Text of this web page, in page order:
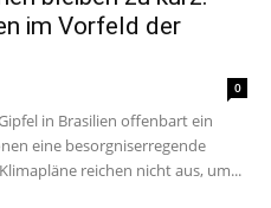
im Vorfeld der
0
in Brasilien offenbart ein
eine besorgniserregende
reichen nicht aus, um...